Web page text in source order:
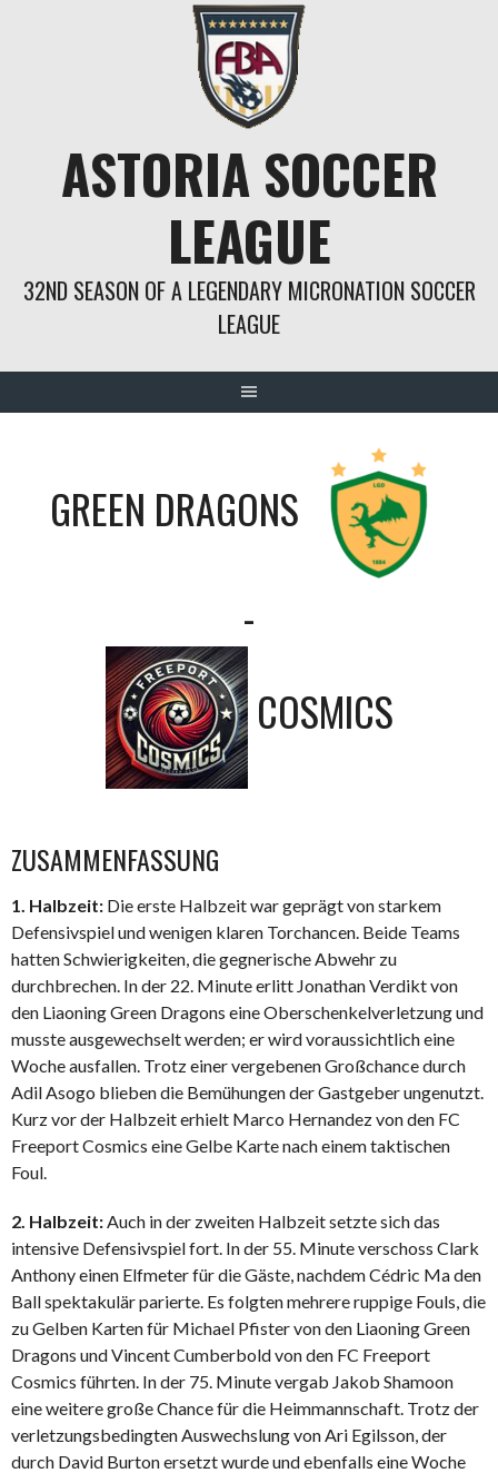
ASTORIA SOCCER
LEAGUE
32ND SEASON OF A LEGENDARY MICRONATION SOCCER
LEAGUE
GREEN DRAGONS
-
COSMICS
ZUSAMMENFASSUNG
1. Halbzeit: Die erste Halbzeit war geprägt von starkem
Defensivspiel und wenigen klaren Torchancen. Beide Teams
hatten Schwierigkeiten, die gegnerische Abwehr zu
durchbrechen. In der 22. Minute erlitt Jonathan Verdikt von
den Liaoning Green Dragons eine Oberschenkelverletzung und
musste ausgewechselt werden; er wird voraussichtlich eine
Woche ausfallen. Trotz einer vergebenen Großchance durch
Adil Asogo blieben die Bemühungen der Gastgeber ungenutzt.
Kurz vor der Halbzeit erhielt Marco Hernandez von den FC
Freeport Cosmics eine Gelbe Karte nach einem taktischen
Foul.
2. Halbzeit:Auch in der zweiten Halbzeit setzte sich das
intensive Defensivspiel fort. In der 55. Minute verschoss Clark
Anthony einen Elfmeter für die Gäste, nachdem Cédric Ma den
Ball spektakulär parierte. Es folgten mehrere ruppige Fouls, die
zu Gelben Karten für Michael Pfister von den Liaoning Green
Dragons und Vincent Cumberbold von den FC Freeport
Cosmics führten. In der 75. Minute vergab Jakob Shamoon
eine weitere große Chance für die Heimmannschaft. Trotz der
verletzungsbedingten Auswechslung von Ari Egilsson, der
durch David Burton ersetzt wurde und ebenfalls eine Woche